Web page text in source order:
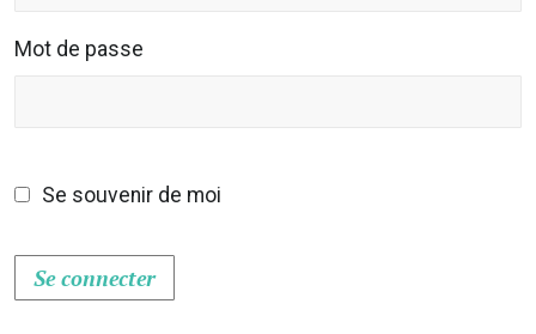
Mot de passe
Se souvenir de moi
Se connecter